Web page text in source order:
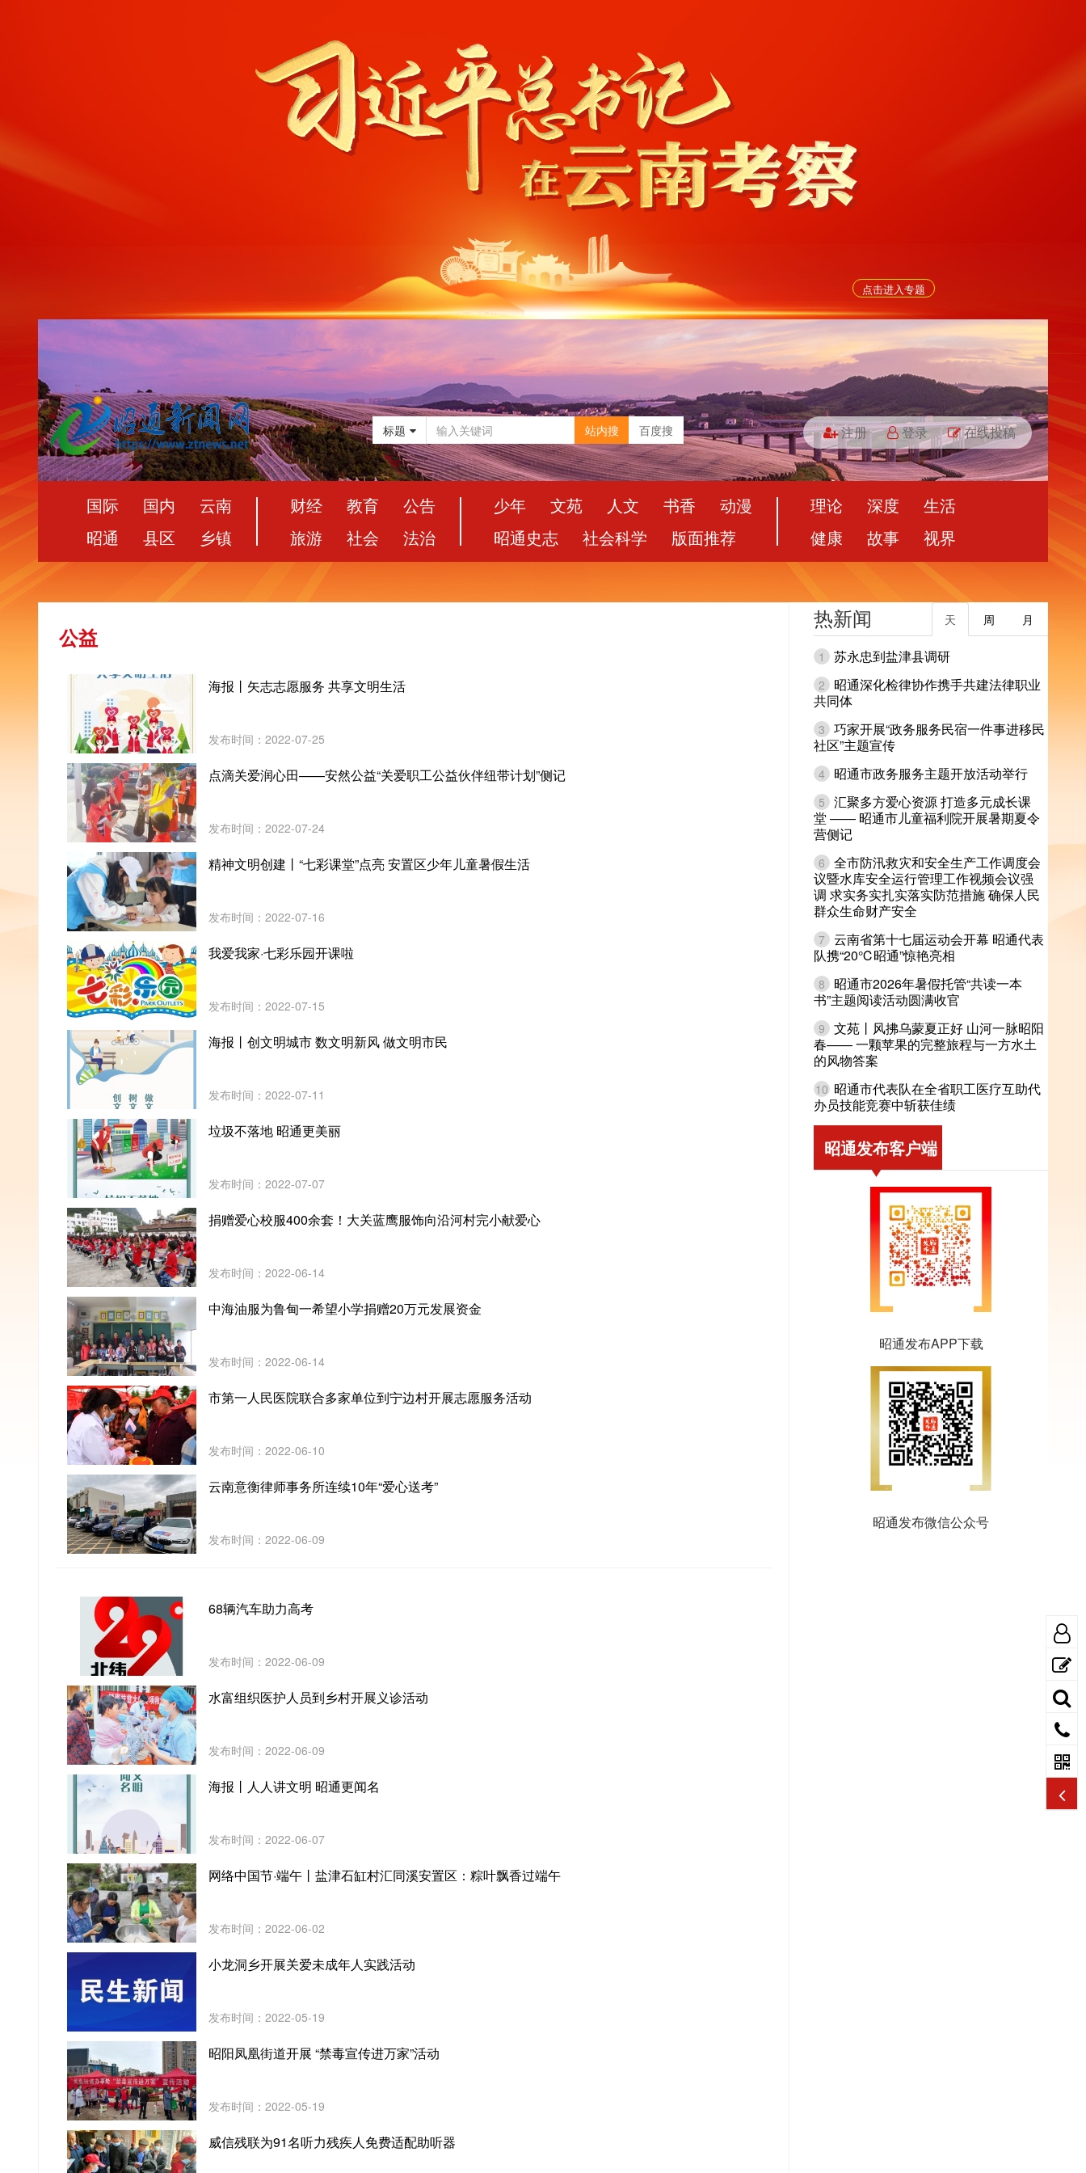
点击进入专题
标题 站内搜 百度搜 注册 登录 在线投稿
国际 国内
云南
昭通
县区 乡镇
财经 教育
公告
旅游
社会 法治
少年 文苑 人文 书香
动漫
昭通史志
社会科学 版面推荐
理论 深度
生活
健康
故事 视界
公益
海报丨矢志志愿服务 共享文明生活
发布时间：2022-07-25
点滴关爱润心田——安然公益“关爱职工公益伙伴纽带计划”侧记
发布时间：2022-07-24
精神文明创建丨“七彩课堂”点亮 安置区少年儿童暑假生活
发布时间：2022-07-16
我爱我家·七彩乐园开课啦
发布时间：2022-07-15
海报丨创文明城市 数文明新风 做文明市民
发布时间：2022-07-11
垃圾不落地 昭通更美丽
发布时间：2022-07-07
捐赠爱心校服400余套！大关蓝鹰服饰向沿河村完小献爱心
发布时间：2022-06-14
中海油服为鲁甸一希望小学捐赠20万元发展资金
发布时间：2022-06-14
市第一人民医院联合多家单位到宁边村开展志愿服务活动
发布时间：2022-06-10
云南意衡律师事务所连续10年“爱心送考”
发布时间：2022-06-09
68辆汽车助力高考
发布时间：2022-06-09
水富组织医护人员到乡村开展义诊活动
发布时间：2022-06-09
海报丨人人讲文明 昭通更闻名
发布时间：2022-06-07
网络中国节·端午丨盐津石缸村汇同溪安置区：粽叶飘香过端午
发布时间：2022-06-02
小龙洞乡开展关爱未成年人实践活动
发布时间：2022-05-19
昭阳凤凰街道开展 “禁毒宣传进万家”活动
发布时间：2022-05-19
威信残联为91名听力残疾人免费适配助听器
热新闻 月
周
天
1 苏永忠到盐津县调研
2
昭通深化检律协作携手共建法律职业
共同体
3 巧家开展“政务服务民宿一件事进移民
社区”主题宣传
4 昭通市政务服务主题开放活动举行
5 汇聚多方爱心资源 打造多元成长课
堂 —— 昭通市儿童福利院开展暑期夏令
营侧记
6 全市防汛救灾和安全生产工作调度会
议暨水库安全运行管理工作视频会议强
调 求实务实扎实落实防范措施 确保人民
群众生命财产安全
7 云南省第十七届运动会开幕 昭通代表
队携“20℃昭通”惊艳亮相
8
昭通市2026年暑假托管“共读一本
书”主题阅读活动圆满收官
9 文苑丨风拂乌蒙夏正好 山河一脉昭阳
春—— 一颗苹果的完整旅程与一方水土
的风物答案
10 昭通市代表队在全省职工医疗互助代
办员技能竞赛中斩获佳绩
昭通发布客户端
昭通发布APP下载
昭通发布微信公众号